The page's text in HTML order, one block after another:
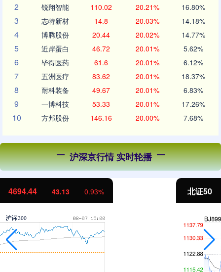
2 锐翔智能 110.02 20.21% 16.80%
3 志特新材 14.8 20.03% 14.18%
4 博腾股份 20.44 20.02% 14.77%
5 近岸蛋白 46.72 20.01% 5.62%
6 毕得医药 61.6 20.01% 6.12%
7 五洲医疗 83.62 20.01% 18.37%
8 耐科装备 49.67 20.01% 6.83%
9 一博科技 53.33 20.01% 17.26%
10 方邦股份 146.16 20.00% 7.68%
沪深京行情 实时轮播
北证50 1134.24